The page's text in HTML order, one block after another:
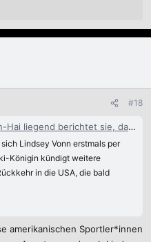
#18
sie, dass sie sich kaum bewegen kann - WELT
Lindsey Vonn erstmals per
Königin kündigt weitere
in die USA, die bald
amerikanischen Sportler*innen